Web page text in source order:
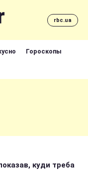
rbc.ua
Гороскопы
куди треба